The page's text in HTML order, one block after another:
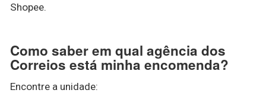
Shopee.
Como saber em qual agência dos
Correios está minha encomenda?
Encontre a unidade: